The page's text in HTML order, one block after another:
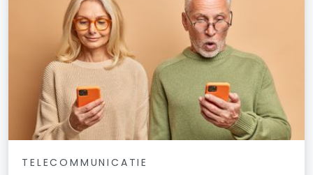
TELECOMMUNICATIE